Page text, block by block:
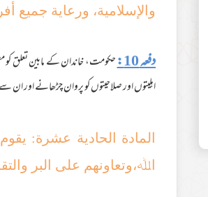
والإسلامیة، ورعایة جمیع
دفعہ 10:
حکومت، خاندان کے مابین تعلق کو
اہلیتوں اور صلاحیتوں کو پروان چڑھانے اور ان
المادة الحادیة عشرة:
اﷲ،وتعاونهم علی البر